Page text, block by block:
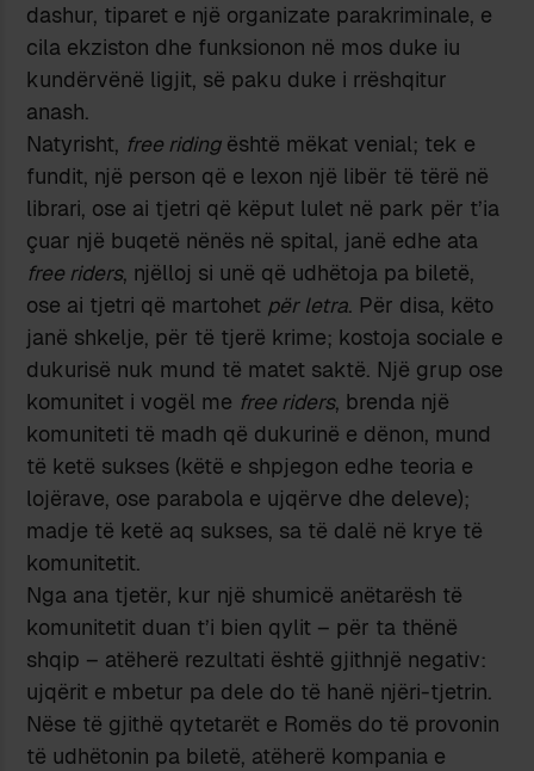
dashur, tiparet e një organizate parakriminale, e
cila ekziston dhe funksionon në mos duke iu
kundërvënë ligjit, së paku duke i rrëshqitur
anash.
Natyrisht, free ridingështë mëkat venial; tek e
fundit, një person që e lexon një libër të tërë në
librari, ose ai tjetri që këput lulet në park për t’ia
çuar një buqetë nënës në spital, janë edhe ata
free riders, njëlloj si unë që udhëtoja pa biletë,
ose ai tjetri që martohet për letra. Për disa, këto
janë shkelje, për të tjerë krime; kostoja sociale e
dukurisë nuk mund të matet saktë. Një grup ose
komunitet i vogël me free riders, brenda një
komuniteti të madh që dukurinë e dënon, mund
të ketë sukses (këtë e shpjegon edhe teoria e
lojërave, ose parabola e ujqërve dhe deleve);
madje të ketë aq sukses, sa të dalë në krye të
komunitetit.
Nga ana tjetër, kur një shumicë anëtarësh të
komunitetit duan t’i bien qylit – për ta thënë
shqip – atëherë rezultati është gjithnjë negativ:
ujqërit e mbetur pa dele do të hanë njëri-tjetrin.
Nëse të gjithë qytetarët e Romës do të provonin
të udhëtonin pa biletë, atëherë kompania e